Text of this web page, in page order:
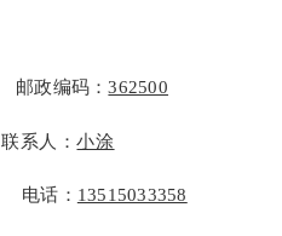
邮政编码：362500
联系人：小涂
电话： 13515033358